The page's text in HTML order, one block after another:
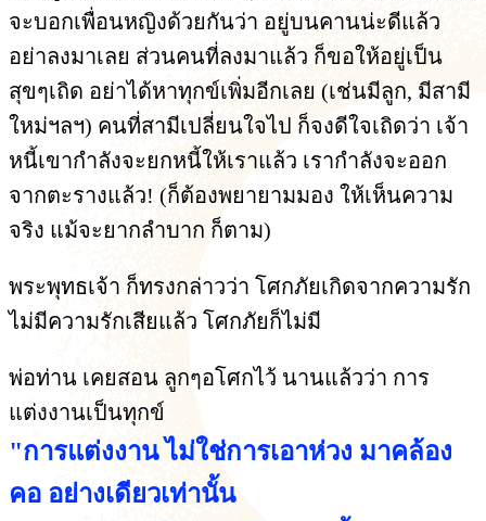
จะบอกเพื่อนหญิงด้วยกันว่า อยู่บนคานน่ะดีแล้ว
อย่าลงมาเลย ส่วนคนที่ลงมาแล้ว ก็ขอให้อยู่เป็น
สุขๆเถิด อย่าได้หาทุกข์เพิ่มอีกเลย (เช่นมีลูก, มีสามี
ใหม่ฯลฯ) คนที่สามีเปลี่ยนใจไป ก็จงดีใจเถิดว่า เจ้า
หนี้เขากำลังจะยกหนี้ให้เราแล้ว เรากำลังจะออก
จากตะรางแล้ว! (ก็ต้องพยายามมอง ให้เห็นความ
จริง แม้จะยากลำบาก ก็ตาม)
พระพุทธเจ้า ก็ทรงกล่าวว่า โศกภัยเกิดจากความรัก
ไม่มีความรักเสียแล้ว โศกภัยก็ไม่มี
พ่อท่าน เคยสอน ลูกๆอโศกไว้ นานแล้วว่า การ
แต่งงานเป็นทุกข์
"การแต่งงาน ไม่ใช่การเอาห่วง มาคล้อง
คอ อย่างเดียวเท่านั้น